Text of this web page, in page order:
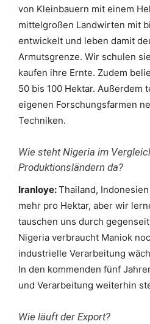
von Kleinbauern mit einem
mittelgroßen Landwirten mit
entwickelt und leben damit
Armutsgrenze. Wir schulen
kaufen ihre Ernte. Zudem
50 bis 100 Hektar. Außerdem
eigenen Forschungsfarmen
Techniken.
Wie steht Nigeria im
Produktionsländern da?
Iranloye:Thailand,
mehr pro Hektar, aber wir
tauschen uns durch
Nigeria verbraucht Maniok
industrielle Verarbeitung
In den kommenden fünf
und Verarbeitung weiterhin
Wie läuft der Export?